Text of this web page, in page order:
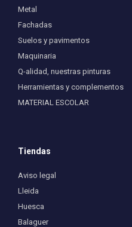
Metal
Fachadas
Suelos y pavimentos
Maquinaria
Q-alidad, nuestras pinturas
Herramientas y complementos
MATERIAL ESCOLAR
Tiendas
Aviso legal
Lleida
Huesca
Balaguer